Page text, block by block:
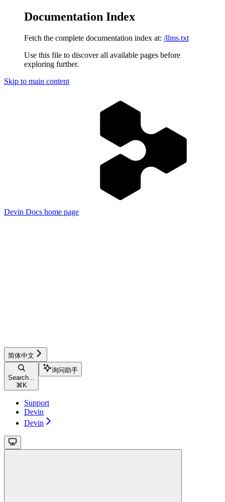
Documentation Index
Fetch the complete documentation index at: /llms.txt
Use this file to discover all available pages before
exploring further.
Skip to main content
Devin Docs home page
简体中文
Search...
⌘ K
询问助手
Support
Devin
Devin